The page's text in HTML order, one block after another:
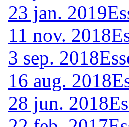
23 jan. 2019
11 nov. 2018
3 sep. 2018
16 aug. 2018
28 jun. 2018